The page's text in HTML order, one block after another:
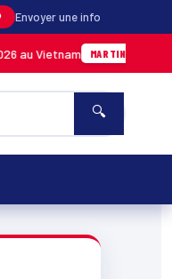
Envoyer une info
MARTINIQUE 05/08 ·
🔍